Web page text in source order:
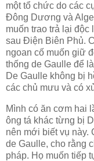
một tổ chức do các
Đông Dương và
muốn trao trả lại
sau Điện Biên Phủ.
ngoan cố muốn giữ
thống de Gaulle để
De Gaulle không bị
các chủ mưu và có
Mình có ăn cơm hai
ông tá khác từng bị
nên mới biết vụ này.
de Gaulle, cho rằng
pháp. Họ muốn tiếp